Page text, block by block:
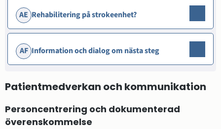
AE Rehabilitering på strokeenhet?
AF Information och dialog om nästa steg
Patientmedverkan och kommunikation
Personcentrering och dokumenterad
överenskommelse